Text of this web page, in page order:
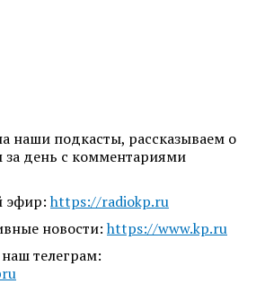
наши подкасты, рассказываем о
день с комментариями
эфир:https://radiokp.ru
новости:https://www.kp.ru
телеграм: